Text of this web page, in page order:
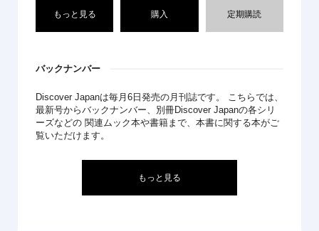
もっと見る 購入 定期購読
バックナンバー
Discover Japanは毎月6日発売の月刊誌です。 こちらでは、
最新号からバックナンバー、別冊Discover Japanの各シリ
ーズなどの 関連ムック本や書籍まで、本書に関する本がご
覧いただけます。
もっと見る